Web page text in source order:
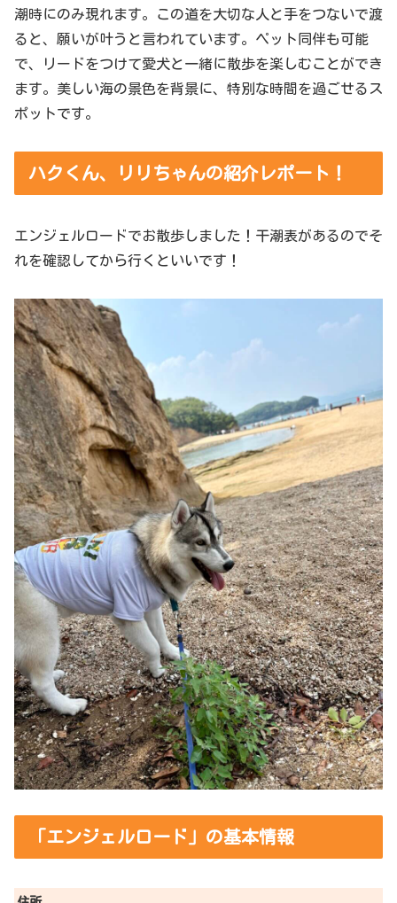
潮時にのみ現れます。この道を大切な人と手をつないで渡
ると、願いが叶うと言われています。ペット同伴も可能
で、リードをつけて愛犬と一緒に散歩を楽しむことができ
ます。美しい海の景色を背景に、特別な時間を過ごせるス
ポットです。
ハクくん、リリちゃんの紹介レポート！
エンジェルロードでお散歩しました！干潮表があるのでそ
れを確認してから行くといいです！
「エンジェルロード」の基本情報